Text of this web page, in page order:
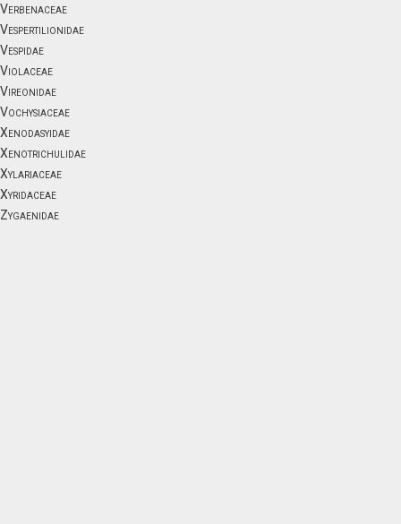
Verbenaceae
Vespertilionidae
Vespidae
Violaceae
Vireonidae
Vochysiaceae
Xenodasyidae
Xenotrichulidae
Xylariaceae
Xyridaceae
Zygaenidae